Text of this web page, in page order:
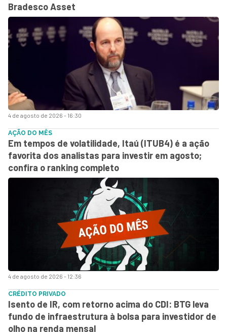
4 de agosto de 2026 - 16:30
Bradesco Asset
4 de agosto de 2026 - 12:36
AÇÃO DO MÊS
Em tempos de volatilidade, Itaú (ITUB4) é a ação
favorita dos analistas para investir em agosto;
confira o ranking completo
CRÉDITO PRIVADO
Isento de IR, com retorno acima do CDI: BTG leva
fundo de infraestrutura à bolsa para investidor de
olho na renda mensal